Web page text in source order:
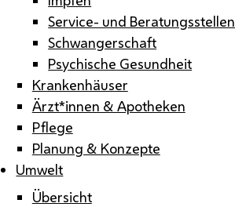
Service- und Beratungsstellen
Schwangerschaft
Psychische Gesundheit
Krankenhäuser
Ärzt*innen & Apotheken
Pflege
Planung & Konzepte
Umwelt
Übersicht